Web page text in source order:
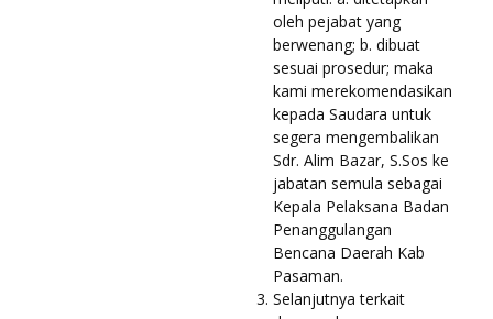
oleh pejabat yang
berwenang; b. dibuat
sesuai prosedur; maka
kami merekomendasikan
kepada Saudara untuk
segera mengembalikan
Sdr. Alim Bazar, S.Sos ke
jabatan semula sebagai
Kepala Pelaksana Badan
Penanggulangan
Bencana Daerah Kab
Pasaman.
Selanjutnya terkait